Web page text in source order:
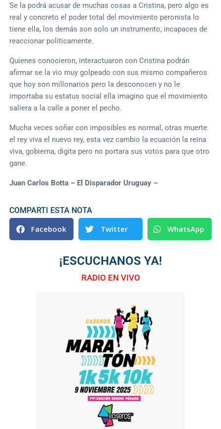
Se la podrá acusar de muchas cosas a Cristina, pero algo es
real y concreto el poder total del movimiento peronista lo
tiene ella, los demás son solo un instrumento, incapaces de
reaccionar políticamente.
Quienes conocieron, interactuaron con Cristina podrán
afirmar se la vio muy golpeado con sus mismo compañeros
que hoy son millonarios pero la desconocen y no le
importaba su estatus social ella imagino que el movimiento
saliera a la calle a poner el pecho.
Mucha veces soñar con imposibles es normal, otras muerte
el rey viva el nuevo rey, esta vez cambio la ecuación la reina
viva, gobierna, digita pero no portara sus votos para que otro
gane.
Juan Carlos Botta – El Disparador Uruguay –
COMPARTI ESTA NOTA
Facebook Twitter WhatsApp
¡ESCUCHANOS YA!
RADIO EN VIVO